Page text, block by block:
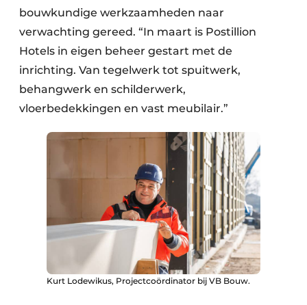
bouwkundige werkzaamheden naar
verwachting gereed. “In maart is Postillion
Hotels in eigen beheer gestart met de
inrichting. Van tegelwerk tot spuitwerk,
behangwerk en schilderwerk,
vloerbedekkingen en vast meubilair.”
Kurt Lodewikus, Projectcoördinator bij VB Bouw.